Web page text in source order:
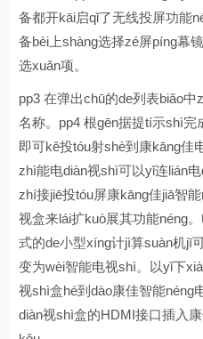
备都开kāi启qǐ了无线投屏功能
备bèi上shàng选择zé屏píng幕
选xuǎn项。
pp3 在弹出chū的de列表biǎo
名称。pp4 根gēn据提tí示shì完
即可kě投tóu射shè到康kāng佳
zhì能电diàn视shì可以yǐ连lián
zhí接jiē投tóu屏康kāng佳jiā智
视盒来lái扩kuò展其功能néng
式的de小型xíng计jì算suàn机jī
变为wèi智能电视shì。以yǐ下
视shì盒hé到dào康佳智能néng
diàn视shì盒的HDMI接口插入